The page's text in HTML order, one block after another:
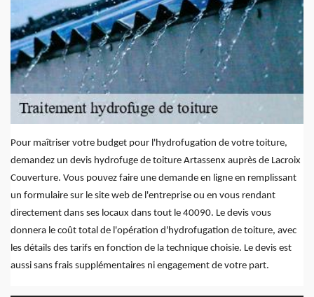
Pour maîtriser votre budget pour l'hydrofugation de votre toiture,
demandez un devis hydrofuge de toiture Artassenx auprès de Lacroix
Couverture. Vous pouvez faire une demande en ligne en remplissant
un formulaire sur le site web de l'entreprise ou en vous rendant
directement dans ses locaux dans tout le 40090. Le devis vous
donnera le coût total de l'opération d'hydrofugation de toiture, avec
les détails des tarifs en fonction de la technique choisie. Le devis est
aussi sans frais supplémentaires ni engagement de votre part.